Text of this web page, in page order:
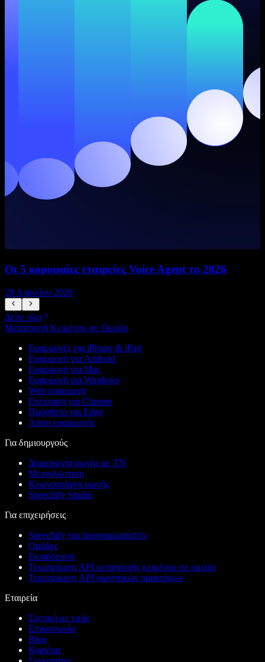
Οι 5 κορυφαίες εταιρείες Voice Agent το 2026
28 Απριλίου 2026
Δείτε όλα
Μετατροπή Κειμένου σε Ομιλία
Εφαρμογές για iPhone & iPad
Εφαρμογή για Android
Εφαρμογή για Mac
Εφαρμογή για Windows
Web εφαρμογή
Επέκταση για Chrome
Πρόσθετο για Edge
Λήψη εφαρμογής
Για δημιουργούς
Δημιουργία φωνής με ΤΝ
Μεταγλώττιση
Κλωνοποίηση φωνής
Speechify Studio
Για επιχειρήσεις
Speechify για προγραμματιστές
Ομάδες
Εκπαίδευση
Τεκμηρίωση API μετατροπής κειμένου σε ομιλία
Τεκμηρίωση API φωνητικών πρακτόρων
Εταιρεία
Σχετικά με εμάς
Επικοινωνία
Blog
Καριέρα